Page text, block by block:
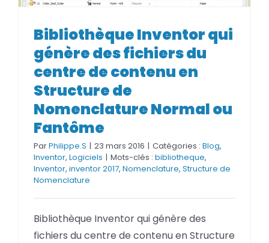
Bibliothèque Inventor qui
génère des fichiers du centre
de contenu en Structure de
Nomenclature Normal ou
Fantôme
Bibliothèque Inventor qui
génère des fichiers du
centre de contenu en
Structure de
Nomenclature Normal ou
Fantôme
ParPhilippe.S | 23 mars 2016 | Catégories : Blog,
Inventor, Logiciels | Mots-clés : bibliotheque,
Inventor, inventor 2017, Nomenclature, Structure de
Nomenclature
Bibliothèque Inventor qui génère des
fichiers du centre de contenu en Structure